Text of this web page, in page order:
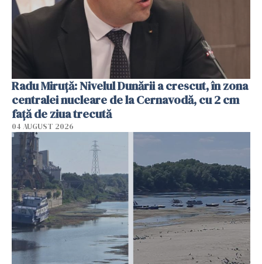
Radu Miruţă: Nivelul Dunării a crescut, în zona
centralei nucleare de la Cernavodă, cu 2 cm
faţă de ziua trecută
04 AUGUST 2026